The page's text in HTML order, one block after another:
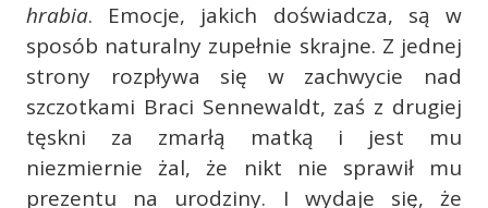
hrabia. Emocje, jakich doświadcza, są w
sposób naturalny zupełnie skrajne. Z jednej
strony rozpływa się w zachwycie nad
szczotkami Braci Sennewaldt, zaś z drugiej
tęskni za zmarłą matką i jest mu
niezmiernie żal, że nikt nie sprawił mu
prezentu na urodziny. I wydaje się, że